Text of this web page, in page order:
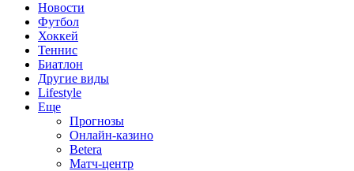
Новости
Футбол
Хоккей
Теннис
Биатлон
Другие виды
Lifestyle
Еще
Прогнозы
Онлайн-казино
Betera
Матч-центр